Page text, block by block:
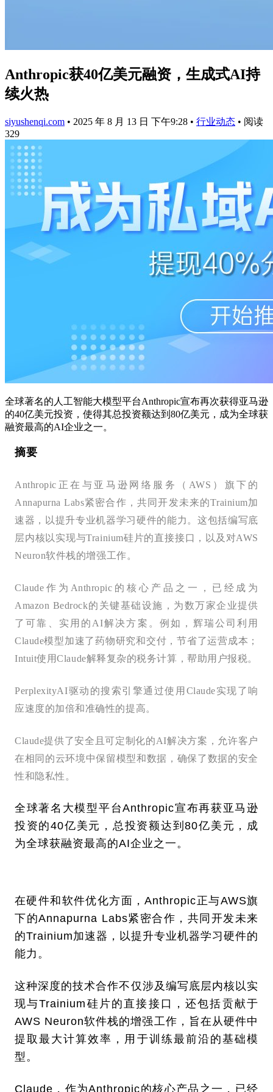
Anthropic获40亿美元融资，生成式AI持
续火热
siyushenqi.com • 2025 年 8 月 13 日 下午9:28 • 行业动态 • 阅读
329
全球著名的人工智能大模型平台Anthropic宣布再次获得亚马逊
的40亿美元投资，使得其总投资额达到80亿美元，成为全球获
融资最高的AI企业之一。
摘要
Anthropic正在与亚马逊网络服务（AWS）旗下的
Annapurna Labs紧密合作，共同开发未来的Trainium加
速器，以提升专业机器学习硬件的能力。这包括编写底
层内核以实现与Trainium硅片的直接接口，以及对AWS
Neuron软件栈的增强工作。
Claude作为Anthropic的核心产品之一，已经成为
Amazon Bedrock的关键基础设施，为数万家企业提供
了可靠、实用的AI解决方案。例如，辉瑞公司利用
Claude模型加速了药物研究和交付，节省了运营成本；
Intuit使用Claude解释复杂的税务计算，帮助用户报税。
PerplexityAI驱动的搜索引擎通过使用Claude实现了响
应速度的加倍和准确性的提高。
Claude提供了安全且可定制化的AI解决方案，允许客户
在相同的云环境中保留模型和数据，确保了数据的安全
性和隐私性。
全球著名大模型平台Anthropic宣布再获亚马逊
投资的40亿美元，总投资额达到80亿美元，成
为全球获融资最高的AI企业之一。
在硬件和软件优化方面，Anthropic正与AWS旗
下的Annapurna Labs紧密合作，共同开发未来
的Trainium加速器，以提升专业机器学习硬件的
能力。
这种深度的技术合作不仅涉及编写底层内核以实
现与Trainium硅片的直接接口，还包括贡献于
AWS Neuron软件栈的增强工作，旨在从硬件中
提取最大计算效率，用于训练最前沿的基础模
型。
Claude，作为Anthropic的核心产品之一，已经